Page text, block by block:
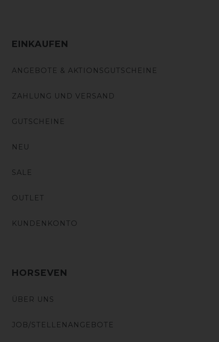
EINKAUFEN
ANGEBOTE & AKTIONSGUTSCHEINE
ZAHLUNG UND VERSAND
GUTSCHEINE
NEU
SALE
OUTLET
KUNDENKONTO
HORSEVEN
ÜBER UNS
JOB/STELLENANGEBOTE